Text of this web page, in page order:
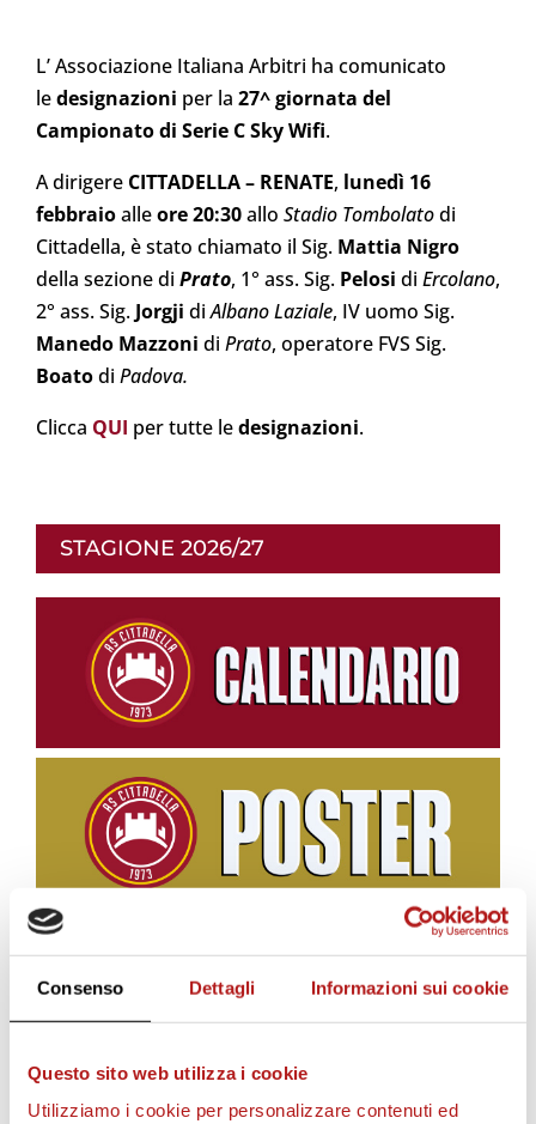
Consenso Dettagli Informazioni sui cookie
Questo sito web utilizza i cookie
Utilizziamo i cookie per personalizzare contenuti ed
L’ Associazione Italiana Arbitri ha comunicato
ledesignazioni per la 27^ giornata del
Campionato di Serie C Sky Wifi.
A dirigere CITTADELLA– RENATE, lunedì 16
febbraioalleore 20:30allo Stadio Tombolatodi
Cittadella, è stato chiamato il Sig. Mattia Nigro
della sezione di Prato, 1° ass. Sig. Pelosi di Ercolano,
2° ass. Sig. Jorgji diAlbano Laziale, IV uomo Sig.
Manedo Mazzoni di Prato, operatore FVS Sig.
Boatodi Padova.
Clicca QUI per tutte ledesignazioni.
STAGIONE 2026/27
BIGLIETTI